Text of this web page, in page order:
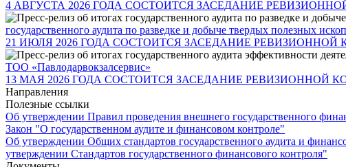
4 АВГУСТА 2026 ГОДА СОСТОИТСЯ ЗАСЕДАНИЕ
государственного аудита по разведке и добыче твердых полезных
21 ИЮЛЯ 2026 ГОДА СОСТОИТСЯ ЗАСЕДАНИЕ
ТОО «Павлодарвокзалсервис»
13 МАЯ 2026 ГОДА СОСТОИТСЯ ЗАСЕДАНИЕ РЕВИЗИОННОЙ
Направления
Полезные ссылки
Об утверждении Правил проведения внешнего государственного
Закон "О государственном аудите и финансовом контроле"
Об утверждении Общих стандартов государственного аудита и
утверждении Стандартов государственного финансового контроля"